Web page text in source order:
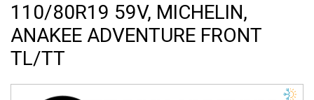
110/80R19 59V, MICHELIN,
ANAKEE ADVENTURE FRONT
TL/TT